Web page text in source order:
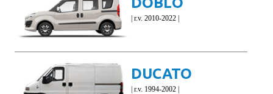
| r.v. 2010-2022 |
DUCATO
| r.v. 1994-2002 |